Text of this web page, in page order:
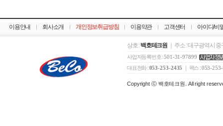
이용안내 회사소개 개인정보취급방침 이용약관 고객센터 아이디/비
상호 : 백호테크원 ｜ 주소 : 대구광역시
사업자등록번호 :501-31-97899
대표전화 :053-253-2435 ｜ 팩스 :053-
Copyright ⓒ 백호테크원. All right